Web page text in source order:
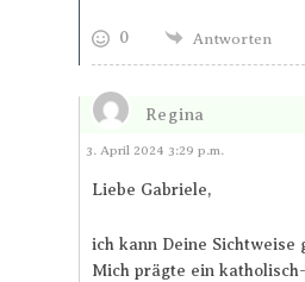
0 Antworten
Regina
Antworten
3. April 2024 3:29 p.m.
Liebe Gabriele,
ich kann Deine Sichtweise
Mich prägte ein